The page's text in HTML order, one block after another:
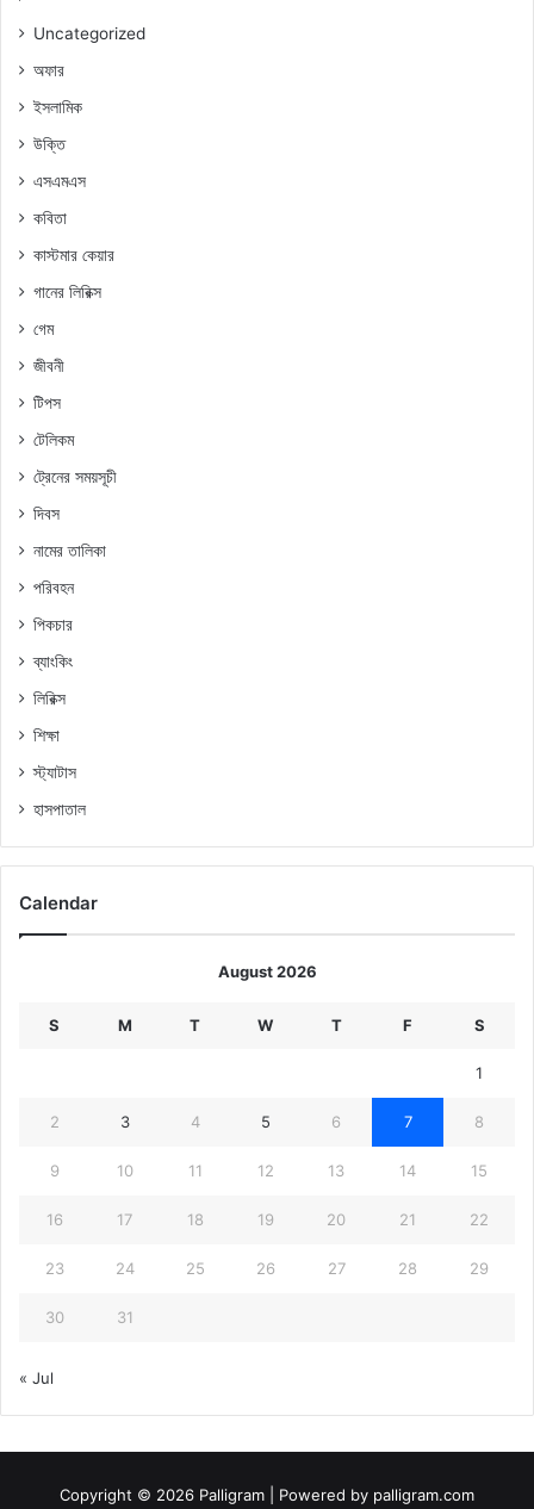
Uncategorized
অফার
ইসলামিক
উক্তি
এসএমএস
কবিতা
কাস্টমার কেয়ার
গানের লিরিক্স
গেম
জীবনী
টিপস
টেলিকম
ট্রেনের সময়সূচী
দিবস
নামের তালিকা
পরিবহন
পিকচার
ব্যাংকিং
লিরিক্স
শিক্ষা
স্ট্যাটাস
হাসপাতাল
Calendar
August 2026
S M T W T F S
1
2 3 4 5 6 7 8
9 10 11 12 13 14 15
16 17 18 19 20 21 22
23 24 25 26 27 28 29
30 31
« Jul
Copyright © 2026 Palligram | Powered by palligram.com